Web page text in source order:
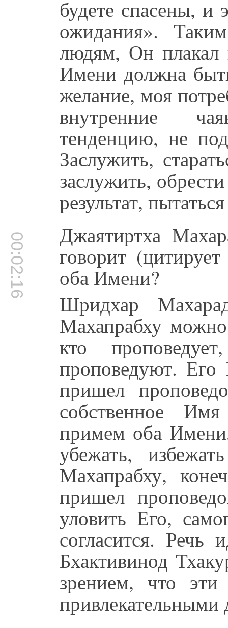
будете спасены, и
ожидания».
людям, Он плакал
Имени должна
желание, моя
внутренние
тенденцию, не
Заслужить,
заслужить,
результат,
00:02:16 Джаятиртха
говорит
оба Имени?
Шридхар
Махапрабху
кто
проповедуют.
пришел
собственное
примем оба
убежать,
Махапрабху,
пришел
уловить Его,
согласится. Речь
Бхактивинод
зрением, что
привлекательными